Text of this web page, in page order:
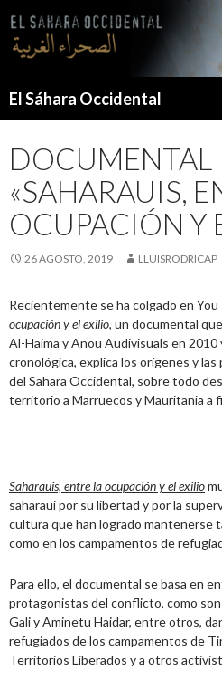
contenido
El Sáhara Occidental
DOCUMENTAL
«SAHARAUIS,
OCUPACIÓN Y
26 AGOSTO, 2019 LLUISRODRICAP
Recientemente se ha colgado en
ocupación y el exilio, un documental
Al-Haima y Anou Audivisuals en
cronológica, explica los orígenes y
del Sahara Occidental, sobre todo
territorio a Marruecos y Mauritania a
Saharauis, entre la ocupación y el exilio
saharaui por su libertad y por la
cultura que han logrado mantenerse
como en los campamentos de
Para ello, el documental se basa en
protagonistas del conflicto, como son
Gali y Aminetu Haidar, entre otros,
refugiados de los campamentos de
Territorios Liberados y a otros